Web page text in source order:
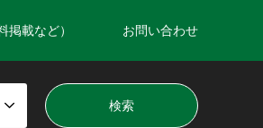
載など） お問い合わせ